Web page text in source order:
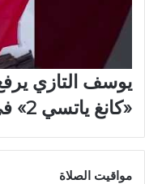
يوسف التازي
«كانغ ياتسي 2» في سن الـ15
مواقيت الصلاة